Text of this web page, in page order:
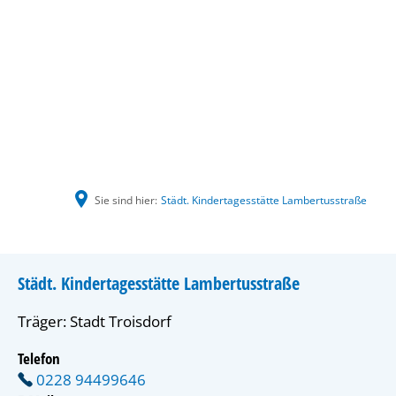
Sie sind hier: Städt. Kindertagesstätte Lambertusstraße
Städt. Kindertagesstätte Lambertusstraße
Träger: Stadt Troisdorf
Telefon
0228 94499646